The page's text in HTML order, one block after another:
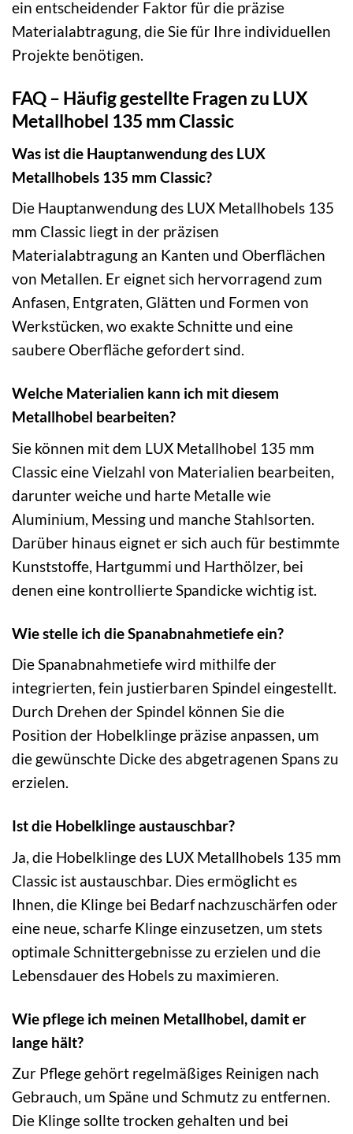
ein entscheidender Faktor für die präzise
Materialabtragung, die Sie für Ihre individuellen
Projekte benötigen.
FAQ – Häufig gestellte Fragen zu LUX
Metallhobel 135 mm Classic
Was ist die Hauptanwendung des LUX
Metallhobels 135 mm Classic?
Die Hauptanwendung des LUX Metallhobels 135
mm Classic liegt in der präzisen
Materialabtragung an Kanten und Oberflächen
von Metallen. Er eignet sich hervorragend zum
Anfasen, Entgraten, Glätten und Formen von
Werkstücken, wo exakte Schnitte und eine
saubere Oberfläche gefordert sind.
Welche Materialien kann ich mit diesem
Metallhobel bearbeiten?
Sie können mit dem LUX Metallhobel 135 mm
Classic eine Vielzahl von Materialien bearbeiten,
darunter weiche und harte Metalle wie
Aluminium, Messing und manche Stahlsorten.
Darüber hinaus eignet er sich auch für bestimmte
Kunststoffe, Hartgummi und Harthölzer, bei
denen eine kontrollierte Spandicke wichtig ist.
Wie stelle ich die Spanabnahmetiefe ein?
Die Spanabnahmetiefe wird mithilfe der
integrierten, fein justierbaren Spindel eingestellt.
Durch Drehen der Spindel können Sie die
Position der Hobelklinge präzise anpassen, um
die gewünschte Dicke des abgetragenen Spans zu
erzielen.
Ist die Hobelklinge austauschbar?
Ja, die Hobelklinge des LUX Metallhobels 135 mm
Classic ist austauschbar. Dies ermöglicht es
Ihnen, die Klinge bei Bedarf nachzuschärfen oder
eine neue, scharfe Klinge einzusetzen, um stets
optimale Schnittergebnisse zu erzielen und die
Lebensdauer des Hobels zu maximieren.
Wie pflege ich meinen Metallhobel, damit er
lange hält?
Zur Pflege gehört regelmäßiges Reinigen nach
Gebrauch, um Späne und Schmutz zu entfernen.
Die Klinge sollte trocken gehalten und bei